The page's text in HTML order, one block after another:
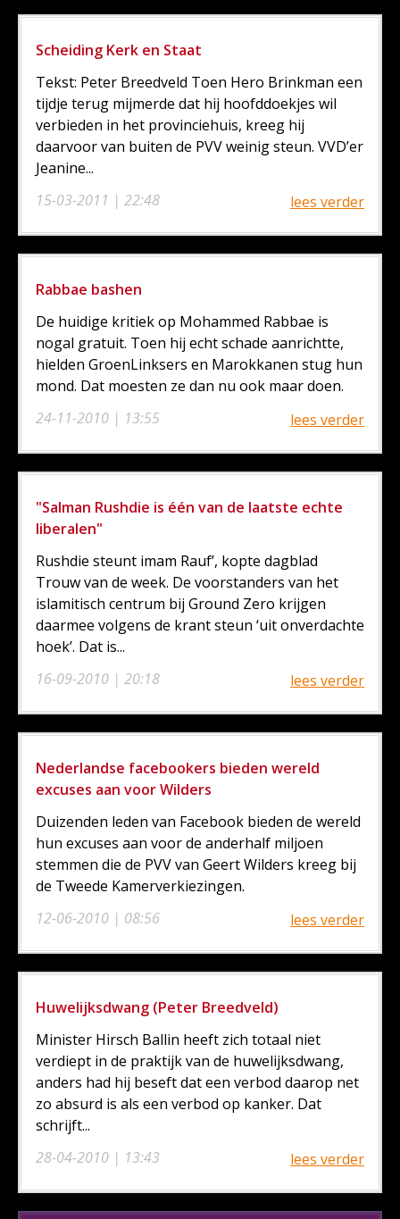
Scheiding Kerk en Staat
15-03-2011 | 22:48
Tekst: Peter Breedveld Toen Hero Brinkman een
tijdje terug mijmerde dat hij hoofddoekjes wil
verbieden in het provinciehuis, kreeg hij
daarvoor van buiten de PVV weinig steun. VVD’er
Jeanine...
lees verder
Rabbae bashen
24-11-2010 | 13:55
De huidige kritiek op Mohammed Rabbae is
nogal gratuit. Toen hij echt schade aanrichtte,
hielden GroenLinksers en Marokkanen stug hun
mond. Dat moesten ze dan nu ook maar doen.
lees verder
"Salman Rushdie is één van de laatste echte
liberalen"
16-09-2010 | 20:18
Rushdie steunt imam Rauf’, kopte dagblad
Trouw van de week. De voorstanders van het
islamitisch centrum bij Ground Zero krijgen
daarmee volgens de krant steun ‘uit onverdachte
hoek’. Dat is...
lees verder
Nederlandse facebookers bieden wereld
excuses aan voor Wilders
12-06-2010 | 08:56
Duizenden leden van Facebook bieden de wereld
hun excuses aan voor de anderhalf miljoen
stemmen die de PVV van Geert Wilders kreeg bij
de Tweede Kamerverkiezingen.
lees verder
Huwelijksdwang (Peter Breedveld)
28-04-2010 | 13:43
Minister Hirsch Ballin heeft zich totaal niet
verdiept in de praktijk van de huwelijksdwang,
anders had hij beseft dat een verbod daarop net
zo absurd is als een verbod op kanker. Dat
schrijft...
lees verder